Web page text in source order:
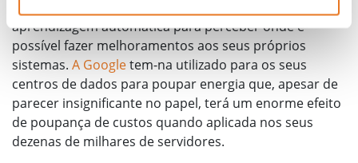
aprendizagem automática para perceber onde é
possível fazer melhoramentos aos seus próprios
sistemas. A Googletem-na utilizado para os seus
centros de dados para poupar energia que, apesar de
parecer insignificante no papel, terá um enorme efeito
de poupança de custos quando aplicada nos seus
dezenas de milhares de servidores.